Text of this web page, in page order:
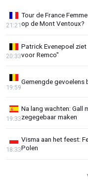
Tour de France
op de Mont Ventoux?
21:21
Patrick Evenepoel
voor Remco"
20:33
Gemengde gevoelens
19:59
Na lang wachten: Gall
zegegebaar maken
19:33
Visma aan het feest:
Polen
18:33